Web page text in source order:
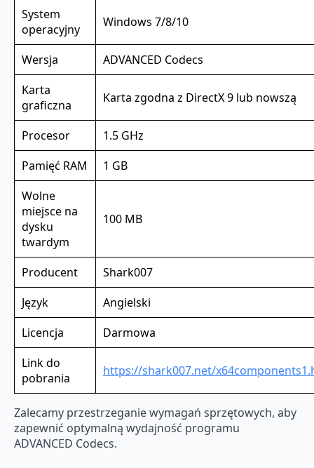
System
operacyjny
Windows 7/8/10
Wersja
ADVANCED Codecs
Karta
graficzna
Karta zgodna z DirectX 9 lub nowszą
Procesor
1.5 GHz
Pamięć RAM
1 GB
Wolne
miejsce na
dysku
twardym
100 MB
Producent
Shark007
Język
Angielski
Licencja
Darmowa
Link do
pobrania
https://shark007.net/
Zalecamy przestrzeganie wymagań sprzętowych, aby
zapewnić optymalną wydajność programu
ADVANCED Codecs.